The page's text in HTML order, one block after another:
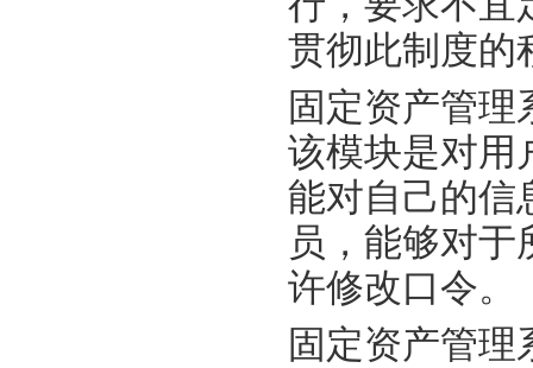
贯彻此制度的
固定资产管
该模块是对用
能对自己的信
员，能够对
许修改口令。
固定资产管